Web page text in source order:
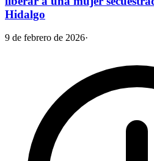
Hidalgo
9 de febrero de 2026·